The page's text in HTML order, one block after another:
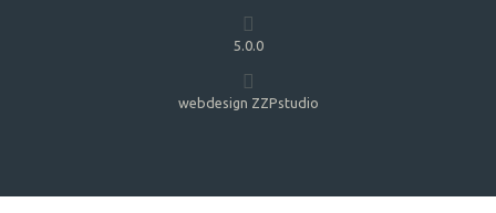
5.0.0
webdesign ZZPstudio